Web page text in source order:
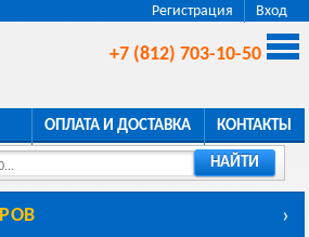
Регистрация Вход
+7 (812) 703-10-50
ОПЛАТА И ДОСТАВКА КОНТАКТЫ
НАЙТИ
›